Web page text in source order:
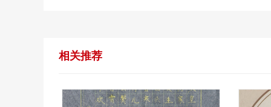
相关推荐